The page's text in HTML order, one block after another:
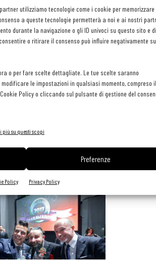
utilizziamo tecnologie come i cookie per memorizzare
a queste tecnologie permetterà a noi e ai nostri
durante la navigazione o gli ID univoci su questo sito e di
o ritirare il consenso può influire negativamente su
o per fare scelte dettagliate. Le tue scelte saranno
le impostazioni in qualsiasi momento, compreso il
Policy o cliccando sul pulsante di gestione del
più su questi scopi
Preferenze
Policy Privacy Policy
dell’anno 2018:
candidati
2018
di chef